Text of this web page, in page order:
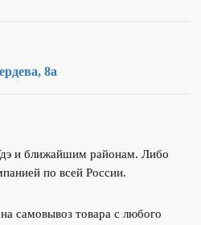
8а
и ближайшим районам. Либо
по всей России.
самовывоз товара с любого